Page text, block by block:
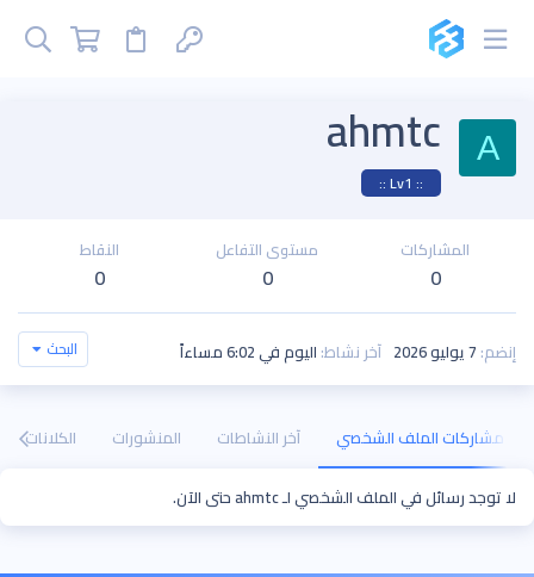
A
ahmtc
:: Lv1 ::
المشاركات
0
مستوى التفاعل
0
النقاط
0
إنضم 7 يوليو 2026 آخر نشاط اليوم في 6:02 مساءاً البحث
مشاركات الملف الشخصي آخر النشاطات المنشورات الكلانات
لا توجد رسائل في الملف الشخصي لـ ahmtc حتى الآن.